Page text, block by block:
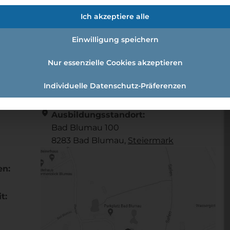
(m/w/d)
Fußpflegerin (m/w/d)
location_on Ausbildungsstandort:
Bad Blumau 100
8283 Bad Blumau, Steier­mark
Ich akzeptiere alle
Einwilligung speichern
Nur essenzielle Cookies akzeptieren
Individuelle Datenschutz-Präferenzen